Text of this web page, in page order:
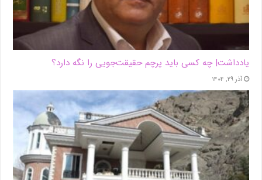
یادداشت| ‌چه کسی باید پرچم حقیقت‌جویی را نگه دارد؟
آذر ۲۹, ۱۴۰۴